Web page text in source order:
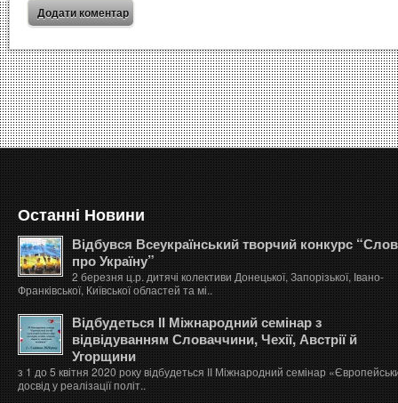
Останні Новини
Відбувся Всеукраїнський творчий конкурс
про Україну”
2 березня ц.р. дитячі колективи Донецької, Запорізької, Івано-
Франківської, Київської областей та мі..
Відбудеться ІІ Міжнародний семінар з
відвідуванням Словаччини, Чехії, Австрії й
Угорщини
з 1 до 5 квітня 2020 року відбудеться ІІ Міжнародний семінар
досвід у реалізації політ..